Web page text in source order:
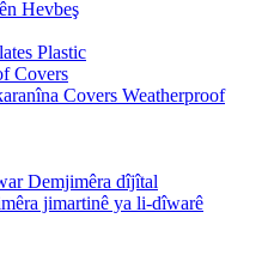
Hevbeş
Plastic
Covers
Covers Weatherproof
Demjimêra dîjîtal
jimartinê ya li-dîwarê